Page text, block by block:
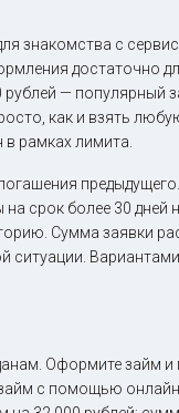
знакомства с
достаточно
— популярный
как и взять
рамках лимита.
срок более 30 дней
Сумма заявки
Оформите займ
с помощью